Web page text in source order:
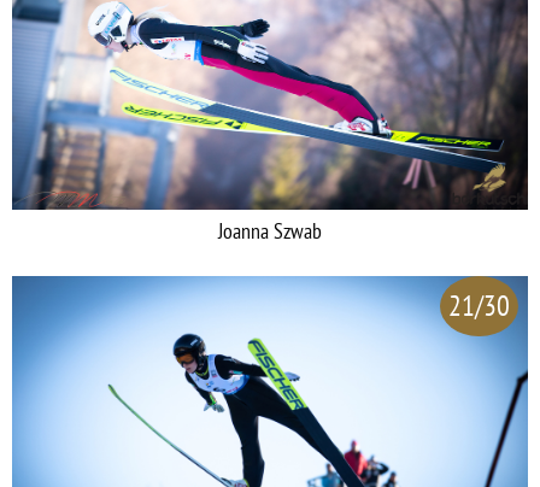
Joanna Szwab
21/30